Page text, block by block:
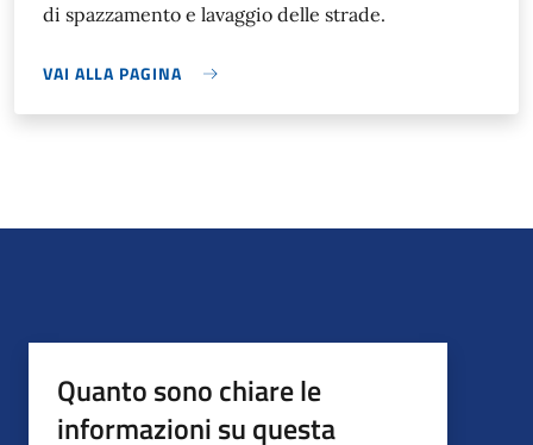
di spazzamento e lavaggio delle strade.
VAI ALLA PAGINA
Quanto sono chiare le
informazioni su questa